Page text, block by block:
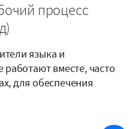
процесс
языка и
вместе, часто
для обеспечения